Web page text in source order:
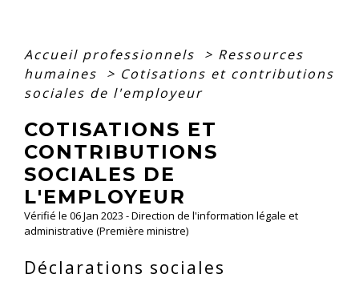
Accueil professionnels > Ressources
humaines
> Cotisations et contributions
sociales de l'employeur
COTISATIONS ET
CONTRIBUTIONS
SOCIALES DE
L'EMPLOYEUR
Vérifié le 06 Jan 2023 - Direction de l'information légale et
administrative (Première ministre)
Déclarations sociales